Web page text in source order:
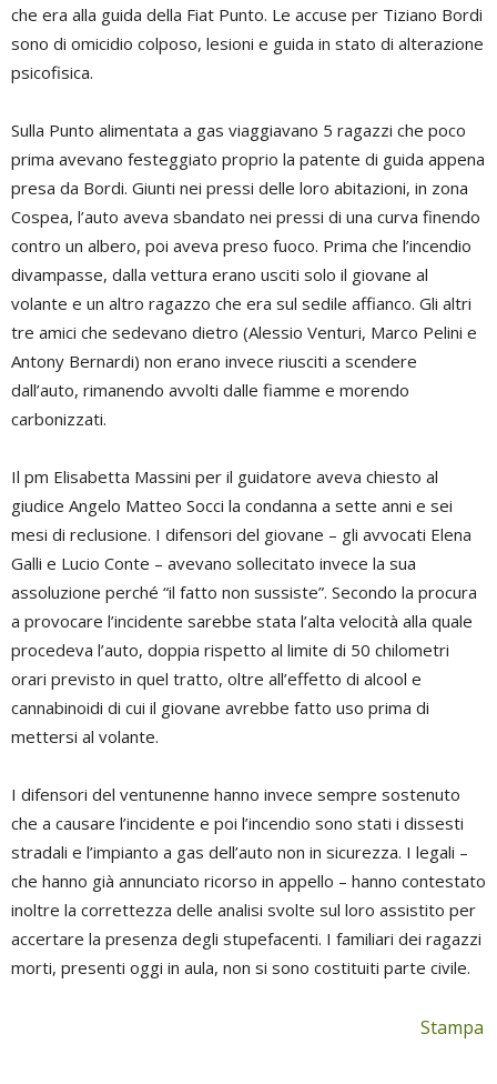
che era alla guida della Fiat Punto. Le accuse per Tiziano Bordi
sono di omicidio colposo, lesioni e guida in stato di alterazione
psicofisica.
Sulla Punto alimentata a gas viaggiavano 5 ragazzi che poco
prima avevano festeggiato proprio la patente di guida appena
presa da Bordi. Giunti nei pressi delle loro abitazioni, in zona
Cospea, l’auto aveva sbandato nei pressi di una curva finendo
contro un albero, poi aveva preso fuoco. Prima che l’incendio
divampasse, dalla vettura erano usciti solo il giovane al
volante e un altro ragazzo che era sul sedile affianco. Gli altri
tre amici che sedevano dietro (Alessio Venturi, Marco Pelini e
Antony Bernardi) non erano invece riusciti a scendere
dall’auto, rimanendo avvolti dalle fiamme e morendo
carbonizzati.
Il pm Elisabetta Massini per il guidatore aveva chiesto al
giudice Angelo Matteo Socci la condanna a sette anni e sei
mesi di reclusione. I difensori del giovane – gli avvocati Elena
Galli e Lucio Conte – avevano sollecitato invece la sua
assoluzione perché “il fatto non sussiste”. Secondo la procura
a provocare l’incidente sarebbe stata l’alta velocità alla quale
procedeva l’auto, doppia rispetto al limite di 50 chilometri
orari previsto in quel tratto, oltre all’effetto di alcool e
cannabinoidi di cui il giovane avrebbe fatto uso prima di
mettersi al volante.
I difensori del ventunenne hanno invece sempre sostenuto
che a causare l’incidente e poi l’incendio sono stati i dissesti
stradali e l’impianto a gas dell’auto non in sicurezza. I legali –
che hanno già annunciato ricorso in appello – hanno contestato
inoltre la correttezza delle analisi svolte sul loro assistito per
accertare la presenza degli stupefacenti. I familiari dei ragazzi
morti, presenti oggi in aula, non si sono costituiti parte civile.
Stampa